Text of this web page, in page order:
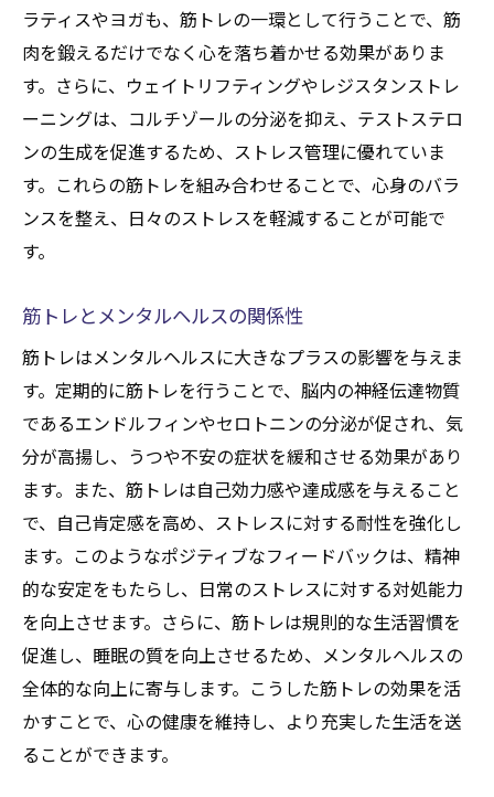
ラティスやヨガも、筋トレの一環として行うことで、筋
肉を鍛えるだけでなく心を落ち着かせる効果がありま
す。さらに、ウェイトリフティングやレジスタンストレ
ーニングは、コルチゾールの分泌を抑え、テストステロ
ンの生成を促進するため、ストレス管理に優れていま
す。これらの筋トレを組み合わせることで、心身のバラ
ンスを整え、日々のストレスを軽減することが可能で
す。
筋トレとメンタルヘルスの関係性
筋トレはメンタルヘルスに大きなプラスの影響を与えま
す。定期的に筋トレを行うことで、脳内の神経伝達物質
であるエンドルフィンやセロトニンの分泌が促され、気
分が高揚し、うつや不安の症状を緩和させる効果があり
ます。また、筋トレは自己効力感や達成感を与えること
で、自己肯定感を高め、ストレスに対する耐性を強化し
ます。このようなポジティブなフィードバックは、精神
的な安定をもたらし、日常のストレスに対する対処能力
を向上させます。さらに、筋トレは規則的な生活習慣を
促進し、睡眠の質を向上させるため、メンタルヘルスの
全体的な向上に寄与します。こうした筋トレの効果を活
かすことで、心の健康を維持し、より充実した生活を送
ることができます。